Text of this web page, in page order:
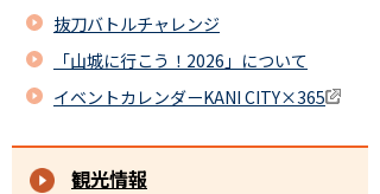
抜刀バトルチャレンジ
「山城に行こう！2026」について
イベントカレンダーKANI CITY×365
観光情報